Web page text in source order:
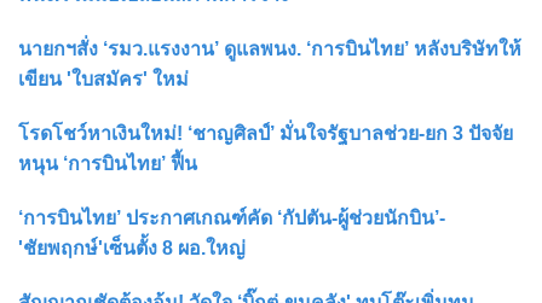
นายกฯสั่ง ‘รมว.แรงงาน’ ดูแลพนง. ‘การบินไทย’ หลังบริษัทให้
เขียน 'ใบสมัคร' ใหม่
โรดโชว์หาเงินใหม่! ‘ชาญศิลป์’ มั่นใจรัฐบาลช่วย-ยก 3 ปัจจัย
หนุน ‘การบินไทย’ ฟื้น
‘การบินไทย’ ประกาศเกณฑ์คัด ‘กัปตัน-ผู้ช่วยนักบิน’-
'ชัยพฤกษ์'เซ็นตั้ง 8 ผอ.ใหญ่